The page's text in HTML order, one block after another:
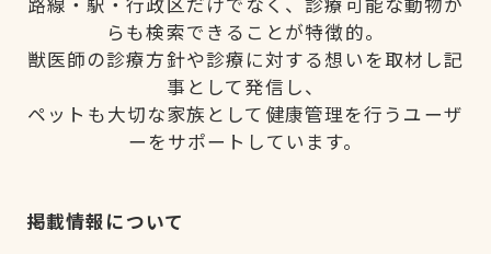
らも検索できることが特徴的。
獣医師の診療方針や診療に対する想いを取材し記
事として発信し、
ペットも大切な家族として健康管理を行うユーザ
ーをサポートしています。
掲載情報について